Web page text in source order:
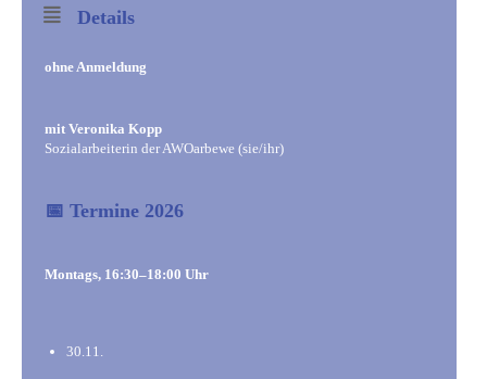
Details
ohne Anmeldung
mit Veronika Kopp
Sozialarbeiterin der AWOarbewe (sie/ihr)
📅 Termine 2026
Montags, 16:30–18:00 Uhr
30.11.